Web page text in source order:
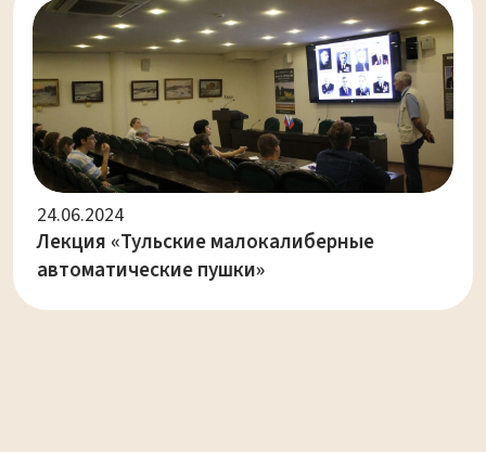
24.06.2024
Лекция «Тульские малокалиберные
автоматические пушки»